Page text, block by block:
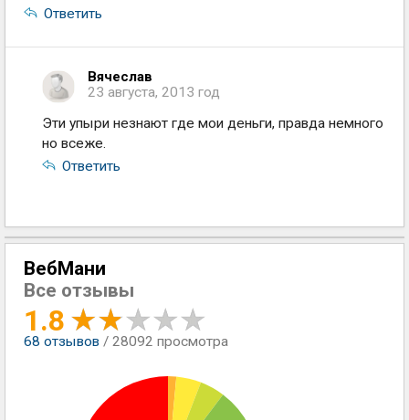
Ответить
Вячеслав
23 августа, 2013 год
Эти упыри незнают где мои деньги, правда немного
но всеже.
Ответить
ВебМани
Все отзывы
1.8
68 отзывов / 28092 просмотра